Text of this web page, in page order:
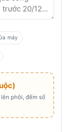
máy
phôi, đếm số